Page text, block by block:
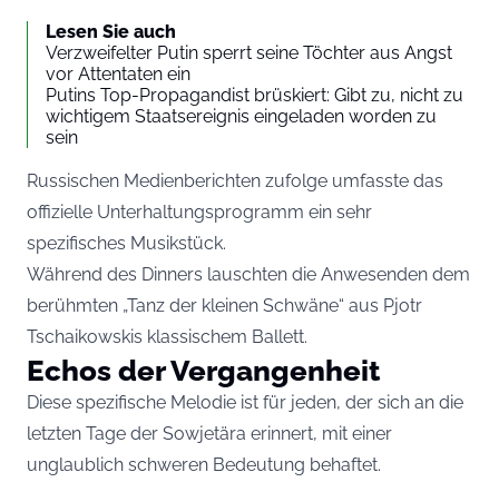
Lesen Sie auch
Verzweifelter Putin sperrt seine Töchter aus Angst
vor Attentaten ein
Putins Top-Propagandist brüskiert: Gibt zu, nicht zu
wichtigem Staatsereignis eingeladen worden zu
sein
Russischen Medienberichten zufolge umfasste das
offizielle Unterhaltungsprogramm ein sehr
spezifisches Musikstück.
Während des Dinners lauschten die Anwesenden dem
berühmten „Tanz der kleinen Schwäne“ aus Pjotr
Tschaikowskis klassischem Ballett.
Echos der Vergangenheit
Diese spezifische Melodie ist für jeden, der sich an die
letzten Tage der Sowjetära erinnert, mit einer
unglaublich schweren Bedeutung behaftet.